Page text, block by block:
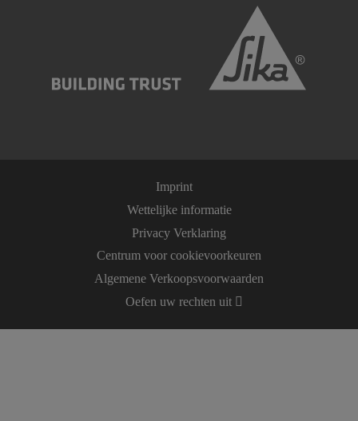
Imprint
Wettelijke informatie
Privacy Verklaring
Centrum voor cookievoorkeuren
Algemene Verkoopsvoorwaarden
Oefen uw rechten uit